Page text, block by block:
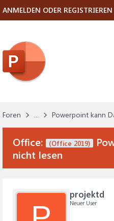
Foren ... Powerpoint kann
Office: (Office 2019)
nicht lesen
projektd
Neuer User
ANMELDEN ODER REGISTRIEREN